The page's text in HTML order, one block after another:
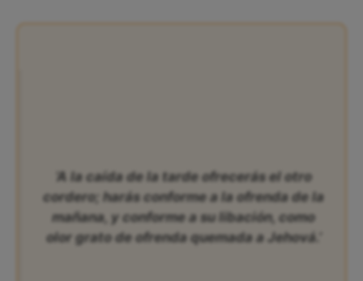
‘A la caída de la tarde ofrecerás el otro
cordero; harás conforme a la ofrenda de la
mañana, y conforme a su libación, como
olor grato de ofrenda quemada a Jehová.’